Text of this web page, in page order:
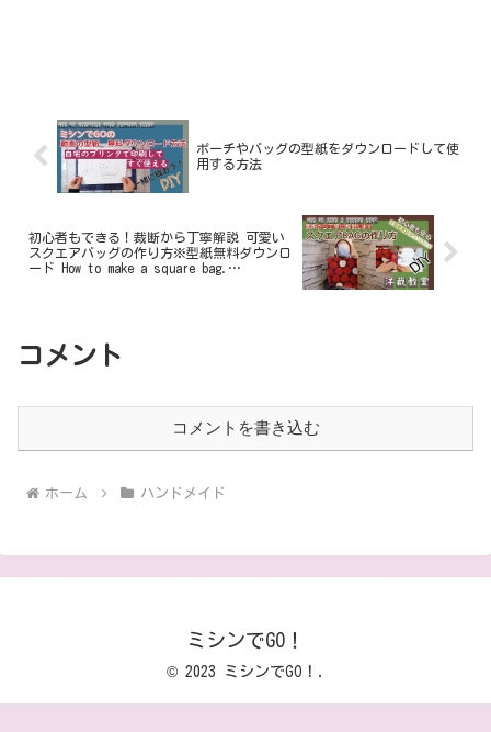
ポーチやバッグの型紙をダウンロードして使
用する方法
初心者もできる！裁断から丁寧解説 可愛い
スクエアバッグの作り方※型紙無料ダウンロ
ード How to make a square bag.
コメント
コメントを書き込む
ホーム ハンドメイド
ミシンでGO！
© 2023 ミシンでGO！.